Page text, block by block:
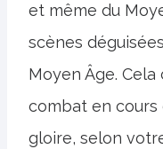
et même du
scènes
Moyen Âge.
combat en
gloire, selon